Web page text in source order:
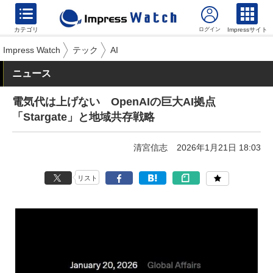
カテゴリ Impressサイト
Impress Watch テック AI
ニュース
電気代は上げない OpenAIの巨大AI拠点
「Stargate」と地域共存戦略
清宮信志 2026年1月21日 18:03
リスト